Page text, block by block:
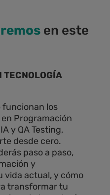
en este
TECNOLOGÍA
funcionan los
Programación
y QA Testing,
desde cero.
paso a paso,
y
vida actual, y cómo
transformar tu